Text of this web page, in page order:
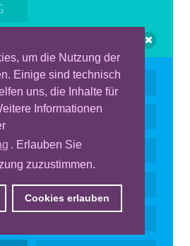
um die Nutzung der
Einige sind technisch
uns, die Inhalte für
Informationen
. Erlauben Sie
zuzustimmen.
Cookies erlauben
KI
VIDEO & CTV
RETAIL MEDIA
AUDIO